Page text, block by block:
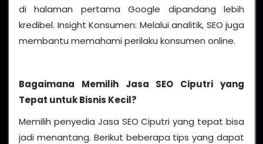
di halaman pertama Google dipandang lebih
kredibel. Insight Konsumen: Melalui analitik, SEO juga
membantu memahami perilaku konsumen online.
Bagaimana Memilih Jasa SEO Ciputri yang
Tepat untuk Bisnis Kecil?
Memilih penyedia Jasa SEO Ciputri yang tepat bisa
jadi menantang. Berikut beberapa tips yang dapat